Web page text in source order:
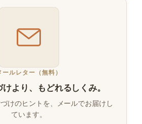
ールレター（無料）
より、もどれるしくみ。
けのヒントを、メールでお届けし
ています。